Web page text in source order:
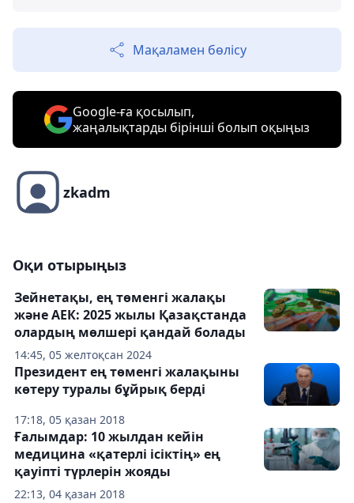
Мақаламен бөлісу
Google-ға қосылып,
жаңалықтарды бірінші болып оқыңыз
zkadm
Оқи отырыңыз
14:45, 05 желтоқсан 2024
Зейнетақы, ең төменгі жалақы
және АЕК: 2025 жылы Қазақстанда
олардың мөлшері қандай болады
17:18, 05 қазан 2018
Президент ең төменгі жалақыны
көтеру туралы бұйрық берді
22:13, 04 қазан 2018
Ғалымдар: 10 жылдан кейін
медицина «қатерлі ісіктің» ең
қауіпті түрлерін жояды